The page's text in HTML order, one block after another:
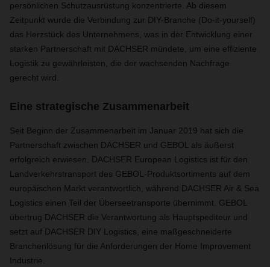
persönlichen Schutzausrüstung konzentrierte. Ab diesem
Zeitpunkt wurde die Verbindung zur DIY-Branche (Do-it-yourself)
das Herzstück des Unternehmens, was in der Entwicklung einer
starken Partnerschaft mit DACHSER mündete, um eine effiziente
Logistik zu gewährleisten, die der wachsenden Nachfrage
gerecht wird.
Eine strategische Zusammenarbeit
Seit Beginn der Zusammenarbeit im Januar 2019 hat sich die
Partnerschaft zwischen DACHSER und GEBOL als äußerst
erfolgreich erwiesen. DACHSER European Logistics ist für den
Landverkehrstransport des GEBOL-Produktsortiments auf dem
europäischen Markt verantwortlich, während DACHSER Air & Sea
Logistics einen Teil der Überseetransporte übernimmt. GEBOL
übertrug DACHSER die Verantwortung als Hauptspediteur und
setzt auf DACHSER DIY Logistics, eine maßgeschneiderte
Branchenlösung für die Anforderungen der Home Improvement
Industrie.